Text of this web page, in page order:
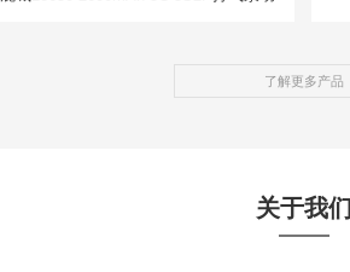
了解更多产品
关于我们